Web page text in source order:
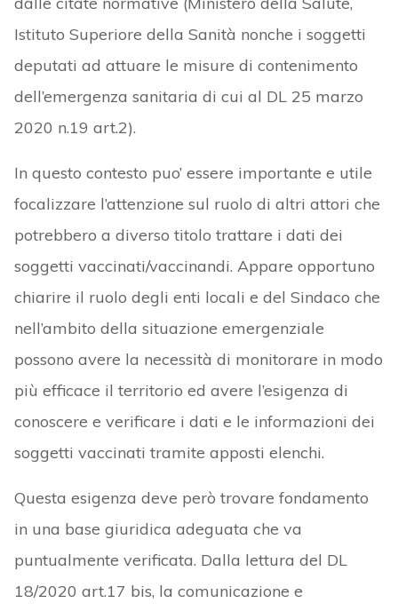
Istituto Superiore della Sanità nonche i soggetti
deputati ad attuare le misure di contenimento
dell’emergenza sanitaria di cui al DL 25 marzo
2020 n.19 art.2).
In questo contesto puo’ essere importante e utile
focalizzare l’attenzione sul ruolo di altri attori che
potrebbero a diverso titolo trattare i dati dei
soggetti vaccinati/vaccinandi. Appare opportuno
chiarire il ruolo degli enti locali e del Sindaco che
nell’ambito della situazione emergenziale
possono avere la necessità di monitorare in modo
più efficace il territorio ed avere l’esigenza di
conoscere e verificare i dati e le informazioni dei
soggetti vaccinati tramite apposti elenchi.
Questa esigenza deve però trovare fondamento
in una base giuridica adeguata che va
puntualmente verificata. Dalla lettura del DL
18/2020 art.17 bis, la comunicazione e